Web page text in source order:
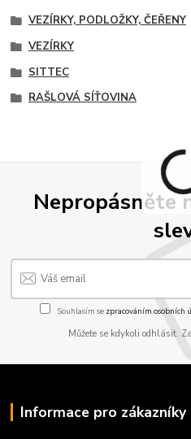
VEZÍRKY, PODLOŽKY, ČEŘENY
VEZÍRKY
SITTEC
RAŠLOVÁ SÍŤOVINA
Nepropásněte
Souhlasím se zpracováním osobních
Můžete se kdykoli odhlásit.
Informace pro zákazníky